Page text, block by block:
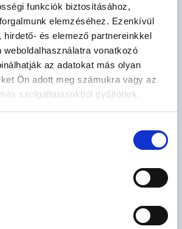
funkciók biztosításához,
elemzéséhez. Ezenkívül
hirdető- és elemező partnereinkkel
weboldalhasználatra vonatkozó
az adatokat más olyan
Ön adott meg számukra vagy az
szolgáltatásokból gyűjtöttek.
szerződési feltételeketés azadatkezelési
tájékoztatóban leírtak szerinti
válasz bejelölése esetén, az „Üzenet
kattintva kijelentem, hogy az OTP Bank
vettem.